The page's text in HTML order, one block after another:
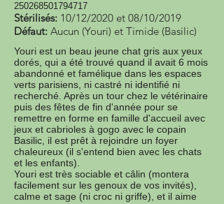
250268501794717
Stérilisés: 10/12/2020 et 08/10/2019
Défaut: Aucun (Youri) et Timide (Basilic)
Youri est un beau jeune chat gris aux yeux
dorés, qui a été trouvé quand il avait 6 mois
abandonné et famélique dans les espaces
verts parisiens, ni castré ni identifié ni
recherché. Après un tour chez le vétérinaire
puis des fêtes de fin d'année pour se
remettre en forme en famille d'accueil avec
jeux et cabrioles à gogo avec le copain
Basilic, il est prêt à rejoindre un foyer
chaleureux (il s'entend bien avec les chats
et les enfants).
Youri est très sociable et câlin (montera
facilement sur les genoux de vos invités),
calme et sage (ni croc ni griffe), et il aime